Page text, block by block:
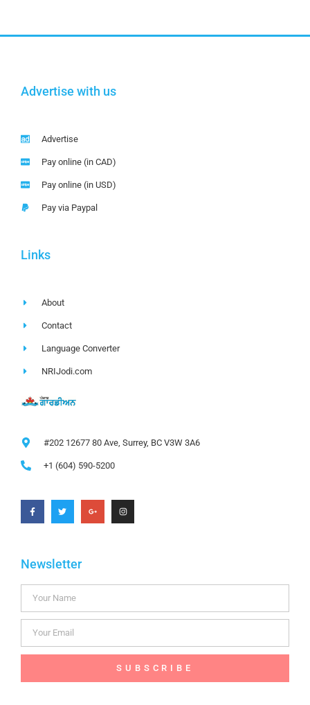
Advertise with us
Advertise
Pay online (in CAD)
Pay online (in USD)
Pay via Paypal
Links
About
Contact
Language Converter
NRIJodi.com
#202 12677 80 Ave, Surrey, BC V3W 3A6
+1 (604) 590-5200
Newsletter
SUBSCRIBE